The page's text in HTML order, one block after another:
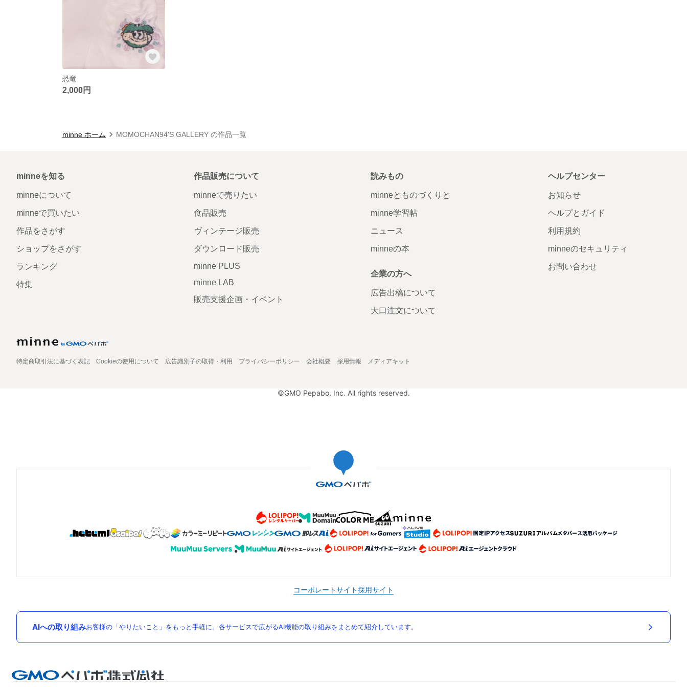
恐竜
2,000円
minne ホーム MOMOCHAN94'S GALLERY の作品一覧
minneを知る
minneについて
minneで買いたい
作品をさがす
ショップをさがす
ランキング
特集
作品販売について
minneで売りたい
食品販売
ヴィンテージ販売
ダウンロード販売
minne PLUS
minne LAB
販売支援企画・イベント
読みもの
minneとものづくりと
minne学習帖
ニュース
minneの本
企業の方へ
広告出稿について
大口注文について
ヘルプセンター
お知らせ
ヘルプとガイド
利用規約
minneのセキュリティ
お問い合わせ
特定商取引法に基づく表記 Cookieの使用について 広告識別子の取得・利用 プライバシーポリシー 会社概要 採用情報 メディアキット
©GMO Pepabo, Inc. All rights reserved.
コーポレートサイト採用サイト
AIへの取り組みお客様の「やりたいこと」をもっと手軽に。各サービスで広がるAI機能の取り組みをまとめて紹介しています。